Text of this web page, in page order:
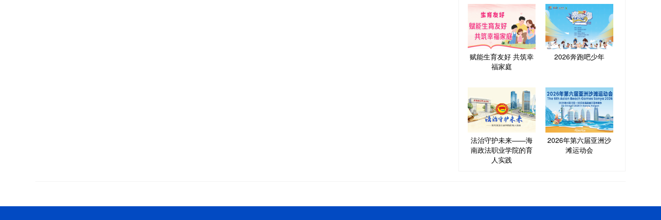
赋能生育友好 共筑幸
福家庭
2026奔跑吧少年
法治守护未来——海
南政法职业学院的育
人实践
2026年第六届亚洲沙
滩运动会